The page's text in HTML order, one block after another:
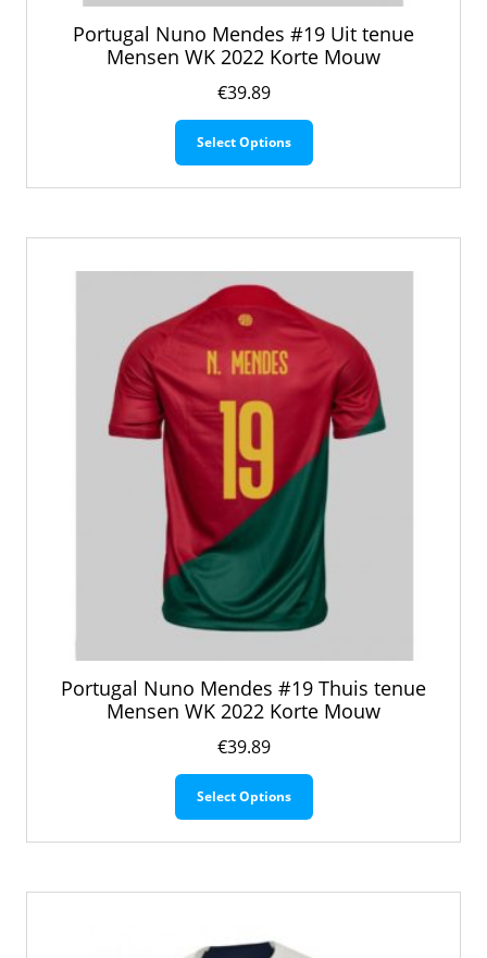
Portugal Nuno Mendes #19 Uit tenue
Mensen WK 2022 Korte Mouw
€39.89
Select Options
Dit
Deze
optie
gekozen
worden
op
de
productpagina
Portugal Nuno Mendes #19 Thuis tenue
Mensen WK 2022 Korte Mouw
€39.89
Select Options
Dit
Deze